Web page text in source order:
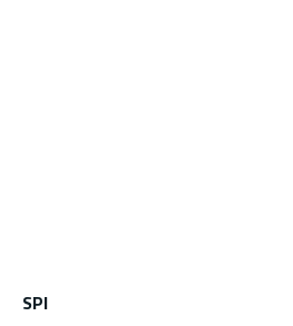
SPI